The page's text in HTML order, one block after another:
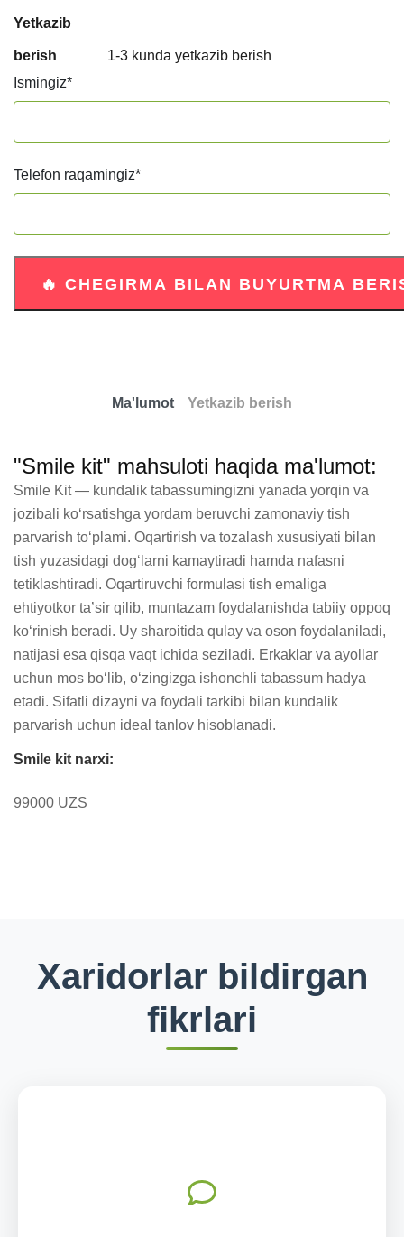
Yetkazib
berish
1-3 kunda yetkazib berish
Ismingiz*
Telefon raqamingiz*
Ma'lumot Yetkazib berish
"Smile kit" mahsuloti haqida ma'lumot:
Smile Kit — kundalik tabassumingizni yanada yorqin va
jozibali ko‘rsatishga yordam beruvchi zamonaviy tish
parvarish to‘plami. Oqartirish va tozalash xususiyati bilan
tish yuzasidagi dog‘larni kamaytiradi hamda nafasni
tetiklashtiradi. Oqartiruvchi formulasi tish emaliga
ehtiyotkor ta’sir qilib, muntazam foydalanishda tabiiy oppoq
ko‘rinish beradi. Uy sharoitida qulay va oson foydalaniladi,
natijasi esa qisqa vaqt ichida seziladi. Erkaklar va ayollar
uchun mos bo‘lib, o‘zingizga ishonchli tabassum hadya
etadi. Sifatli dizayni va foydali tarkibi bilan kundalik
parvarish uchun ideal tanlov hisoblanadi.
Smile kit narxi:
99000 UZS
Xaridorlar bildirgan
fikrlari